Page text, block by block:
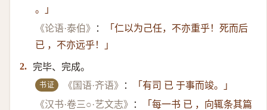
。」
《论语·泰伯》
：
「仁以为己任，不亦重乎！死而后
已 ，不亦远乎！」
2. 完毕、完成。
书证 《国语·齐语》 ：
「有司 已 于事而竣。」
《汉书·卷三○·艺文志》
：
「每一书 已 ，向辄条其篇